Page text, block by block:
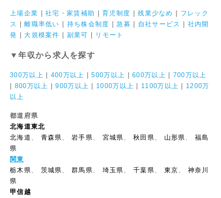
上場企業 |社宅・家賃補助 |育児制度 |残業少なめ
フレック
ス
|離職率低い 持ち株会制度 |急募 自社サービス
社内開
発
大規模案件 副業可 リモート
▼年収から求人を探す
300万以上 400万以上 |500万以上 |600万以上
700万以上
800万以上 |900万以上 1000万以上 1100万以上
1200万
以上
都道府県
北海道東北
北海道
青森県 、岩手県 宮城県 、秋田県 山形県 、福島
県
関東
栃木県
茨城県 、群馬県 埼玉県 、千葉県 東京
神奈川
県
甲信越